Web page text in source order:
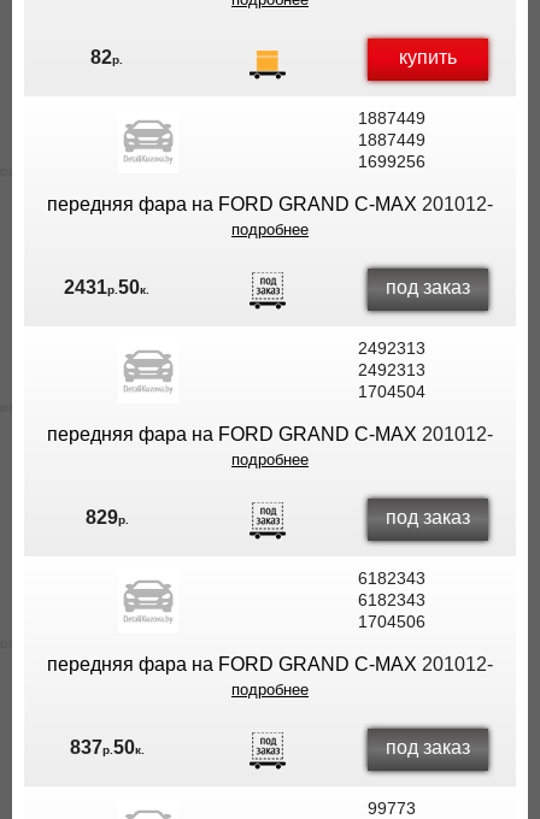
82р. купить
1887449
1887449
1699256
передняя фара на FORD GRAND C-MAX 201012-
подробнее
2431р.50к. под заказ
2492313
2492313
1704504
передняя фара на FORD GRAND C-MAX 201012-
подробнее
829р. под заказ
6182343
6182343
1704506
передняя фара на FORD GRAND C-MAX 201012-
подробнее
837р. 50к. под заказ
99773